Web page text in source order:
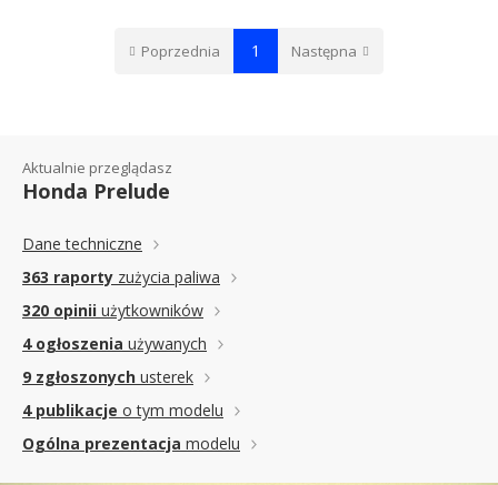
Poprzednia 1 Następna
Aktualnie przeglądasz
Honda Prelude
Dane techniczne
363 raporty zużycia paliwa
320 opinii użytkowników
4 ogłoszenia używanych
9 zgłoszonych usterek
4 publikacje o tym modelu
Ogólna prezentacja modelu